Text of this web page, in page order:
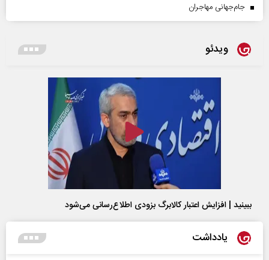
جام‌جهانی مهاجران
ویدئو
ببینید | افزایش اعتبار کالابرگ بزودی اطلاع‌رسانی می‌شود
یادداشت